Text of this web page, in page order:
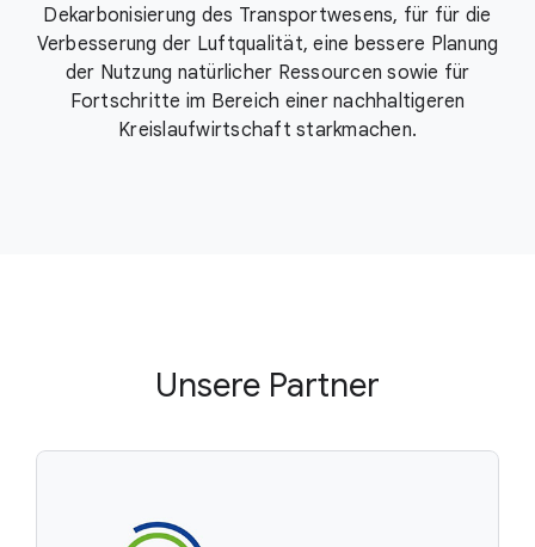
Dekarbonisierung des Transportwesens, für für die
Verbesserung der Luftqualität, eine bessere Planung
der Nutzung natürlicher Ressourcen sowie für
Fortschritte im Bereich einer nachhaltigeren
Kreislaufwirtschaft starkmachen.
Unsere Partner